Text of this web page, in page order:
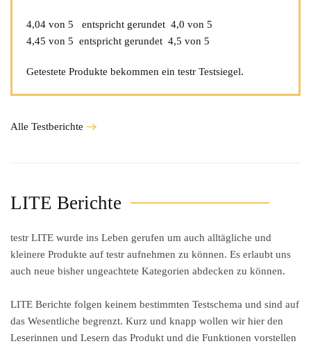
4,04 von 5 entspricht gerundet 4,0 von 5
4,45 von 5 entspricht gerundet 4,5 von 5
Getestete Produkte bekommen ein testr Testsiegel.
Alle Testberichte
LITE Berichte
testr LITE wurde ins Leben gerufen um auch alltägliche und
kleinere Produkte auf testr aufnehmen zu können. Es erlaubt uns
auch neue bisher ungeachtete Kategorien abdecken zu können.
LITE Berichte folgen keinem bestimmten Testschema und sind auf
das Wesentliche begrenzt. Kurz und knapp wollen wir hier den
Leserinnen und Lesern das Produkt und die Funktionen vorstellen